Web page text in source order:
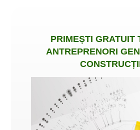
PRIMEȘTI GRATUIT
ANTREPRENORI